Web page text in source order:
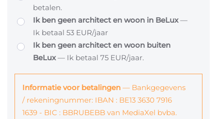
betalen.
Ik ben geen architect en woon in BeLux—
Ik betaal 53 EUR/jaar
Ik ben geen architect en woon buiten
BeLux— Ik betaal 75 EUR/jaar.
Informatie voor betalingen — Bankgegevens
/ rekeningnummer: IBAN : BE13 3630 7916
1639 - BIC : BBRUBEBB van MediaXel bvba.